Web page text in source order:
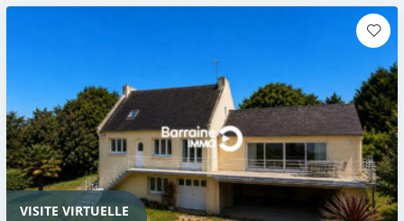
VISITE VIRTUELLE